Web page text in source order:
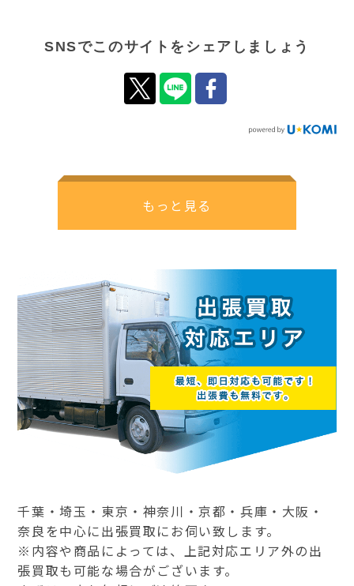
SNSでこのサイトをシェアしましょう
もっと見る
千葉・埼玉・東京・神奈川・京都・兵庫・大阪・
奈良を中心に出張買取にお伺い致します。
※内容や商品によっては、上記対応エリア外の出
張買取も可能な場合がございます。